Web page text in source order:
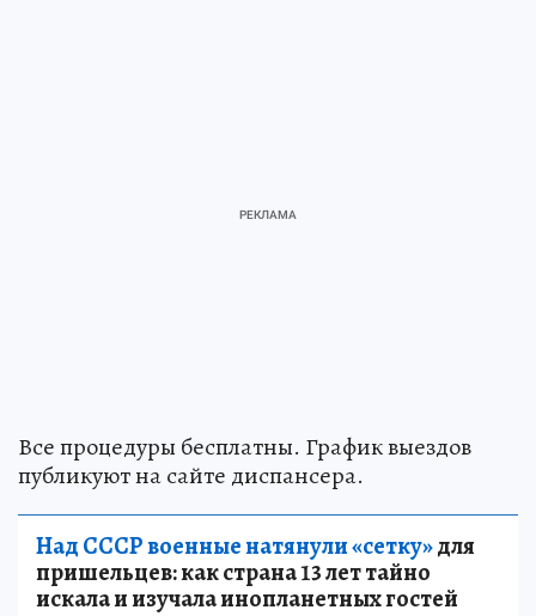
Все процедуры бесплатны. График выездов
публикуют на сайте диспансера.
Над СССР военные натянули «сетку»для
пришельцев: как страна 13 лет тайно
искала и изучала инопланетных гостей